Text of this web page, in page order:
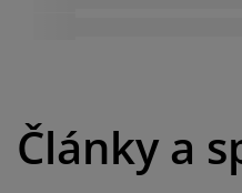
Články a